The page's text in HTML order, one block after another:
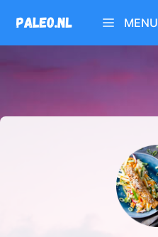
naar
de
MENU